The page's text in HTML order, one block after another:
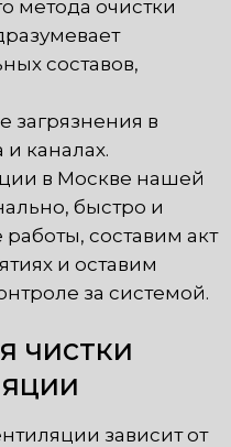
метода очистки
составов,
загрязнения в
и каналах.
в Москве нашей
быстро и
составим акт
и оставим
за системой.
чистки
зависит от